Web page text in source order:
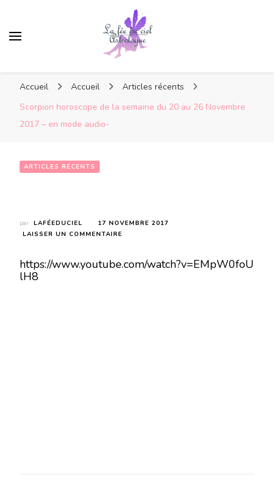
Accueil Accueil
Articles récents
Scorpion horoscope de la semaine du 20 au 26 Novembre
2017 – en mode audio-
ARTICLES RÉCENTS
par LAFÉEDUCIEL
17 NOVEMBRE 2017
LAISSER UN COMMENTAIRE
DE
https://www.youtube.com/watch?v=EMpW0foU
lH8